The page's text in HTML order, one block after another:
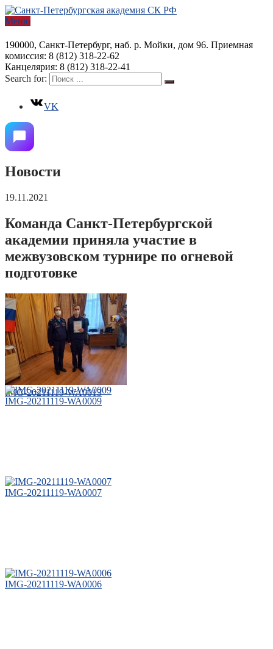
Меню
190000, Санкт-Петербург, наб. р. Мойки, дом 96. Приемная
комиссия: 8 (812) 318-22-62
Канцелярия: 8 (812) 318-22-41
Search for:
VK
Новости
19.11.2021
Команда Санкт-Петербургской
академии приняла участие в
межвузовском турнире по огневой
подготовке
IMG-20211119-WA0013
IMG-20211119-WA0009
IMG-20211119-WA0007
IMG-20211119-WA0006